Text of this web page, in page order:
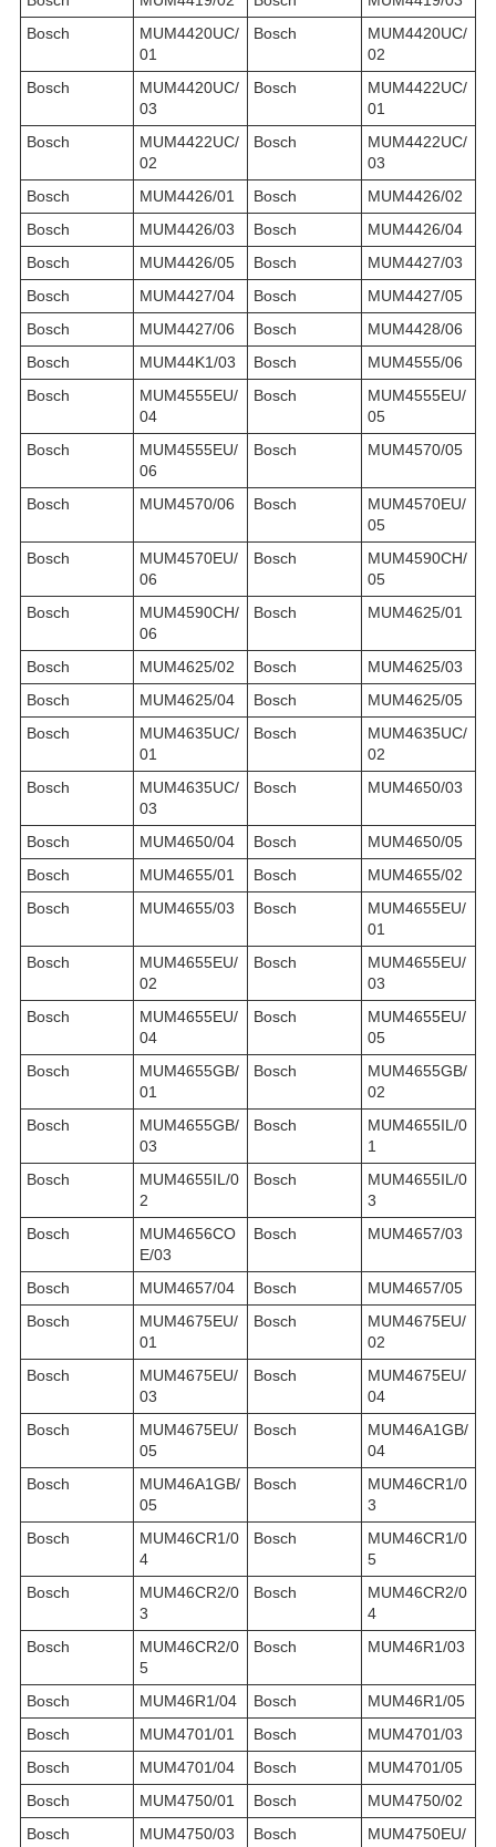
Bosch
MUM4420UC/
01
Bosch
MUM4420UC/
02
Bosch
MUM4420UC/
03
Bosch
MUM4422UC/
01
Bosch
MUM4422UC/
02
Bosch
MUM4422UC/
03
Bosch
MUM4426/01 Bosch
MUM4426/02
Bosch
MUM4426/03 Bosch
MUM4426/04
Bosch
MUM4426/05 Bosch
MUM4427/03
Bosch
MUM4427/04 Bosch
MUM4427/05
Bosch
MUM4427/06 Bosch
MUM4428/06
Bosch
MUM44K1/03 Bosch
MUM4555/06
Bosch
MUM4555EU/
04
Bosch
MUM4555EU/
05
Bosch
MUM4555EU/
06
Bosch MUM4570/05
Bosch MUM4570/06 Bosch
MUM4570EU/
05
Bosch
MUM4570EU/
06
Bosch
MUM4590CH/
05
Bosch
MUM4590CH/
06
Bosch MUM4625/01
Bosch MUM4625/02 Bosch
MUM4625/03
Bosch
MUM4625/04 Bosch
MUM4625/05
Bosch
MUM4635UC/
01
Bosch
MUM4635UC/
02
Bosch
MUM4635UC/
03
Bosch MUM4650/03
Bosch MUM4650/04 Bosch
MUM4650/05
Bosch
MUM4655/01 Bosch
MUM4655/02
Bosch
MUM4655/03 Bosch
MUM4655EU/
01
Bosch
MUM4655EU/
02
Bosch
MUM4655EU/
03
Bosch
MUM4655EU/
04
Bosch
MUM4655EU/
05
Bosch
MUM4655GB/
01
Bosch
MUM4655GB/
02
Bosch
MUM4655GB/
03
Bosch
MUM4655IL/0
1
Bosch
MUM4655IL/0
2
Bosch
MUM4655IL/0
3
Bosch
MUM4656CO
E/03
Bosch MUM4657/03
Bosch MUM4657/04 Bosch
MUM4657/05
Bosch
MUM4675EU/
01
Bosch
MUM4675EU/
02
Bosch
MUM4675EU/
03
Bosch
MUM4675EU/
04
Bosch
MUM4675EU/
05
Bosch
MUM46A1GB/
04
Bosch
MUM46A1GB/
05
Bosch
MUM46CR1/0
3
Bosch
MUM46CR1/0
4
Bosch
MUM46CR1/0
5
Bosch
MUM46CR2/0
3
Bosch
MUM46CR2/0
4
Bosch
MUM46CR2/0
5
Bosch MUM46R1/03
Bosch MUM46R1/04 Bosch
MUM46R1/05
Bosch
MUM4701/01 Bosch
MUM4701/03
Bosch
MUM4701/04 Bosch
MUM4701/05
Bosch
MUM4750/01 Bosch
MUM4750/02
Bosch
MUM4750/03 Bosch
MUM4750EU/